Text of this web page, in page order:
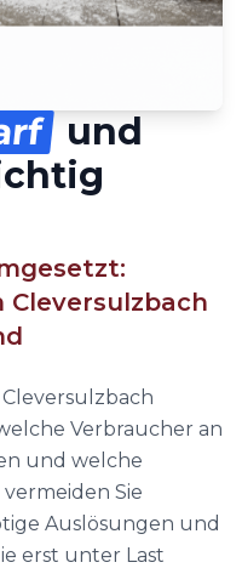
und
Verbraucher an
und welche
Sie
Auslösungen und
erst unter Last